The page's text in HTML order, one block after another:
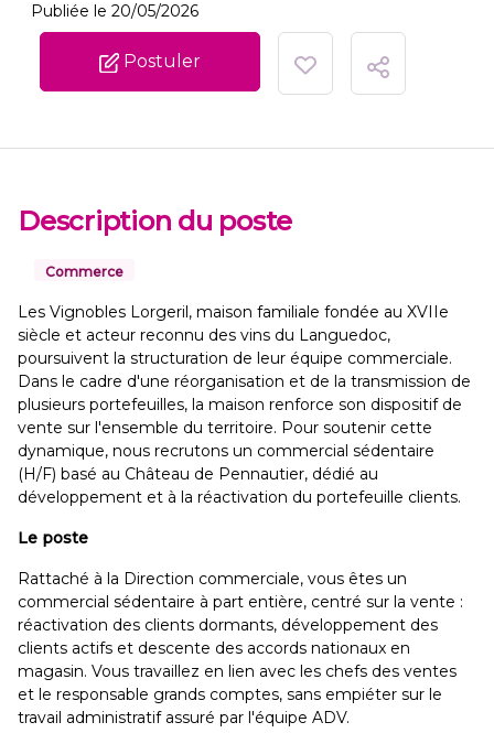
Publiée le 20/05/2026
Postuler
Description du poste
Commerce
Les Vignobles Lorgeril, maison familiale fondée au XVIIe
siècle et acteur reconnu des vins du Languedoc,
poursuivent la structuration de leur équipe commerciale.
Dans le cadre d'une réorganisation et de la transmission de
plusieurs portefeuilles, la maison renforce son dispositif de
vente sur l'ensemble du territoire. Pour soutenir cette
dynamique, nous recrutons un commercial sédentaire
(H/F) basé au Château de Pennautier, dédié au
développement et à la réactivation du portefeuille clients.
Le poste
Rattaché à la Direction commerciale, vous êtes un
commercial sédentaire à part entière, centré sur la vente :
réactivation des clients dormants, développement des
clients actifs et descente des accords nationaux en
magasin. Vous travaillez en lien avec les chefs des ventes
et le responsable grands comptes, sans empiéter sur le
travail administratif assuré par l'équipe ADV.